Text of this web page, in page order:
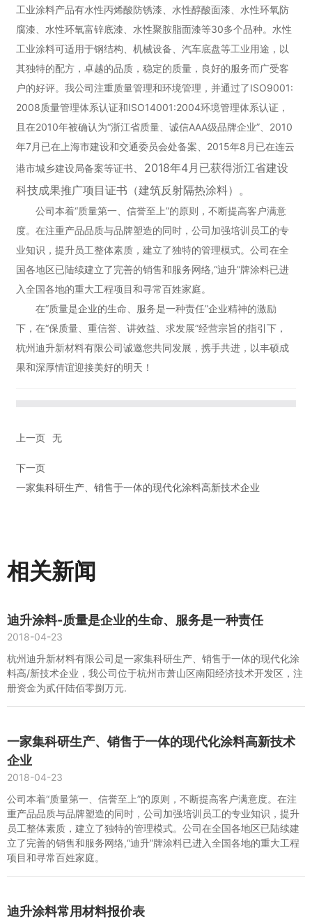
工业涂料产品有水性丙烯酸防锈漆、水性醇酸面漆、水性环氧防
腐漆、水性环氧富锌底漆、水性聚胺脂面漆等30多个品种。水性
工业涂料可适用于钢结构、机械设备、汽车底盘等工业用途，以
其独特的配方，卓越的品质，稳定的质量，良好的服务而广受客
户的好评。我公司注重质量管理和环境管理，并通过了ISO9001:
2008质量管理体系认证和ISO14001:2004环境管理体系认证，
且在2010年被确认为“浙江省质量、诚信AAA级品牌企业”、2010
年7月已在上海市建设和交通委员会处备案、2015年8月已在连云
港市城乡建设局备案等证书、 2018年4月已获得浙江省建设
科技成果推广项目证书（建筑反射隔热涂料） 。
公司本着“质量第一、信誉至上”的原则，不断提高客户满意
度。在注重产品品质与品牌塑造的同时，公司加强培训员工的专
业知识，提升员工整体素质，建立了独特的管理模式。公司在全
国各地区已陆续建立了完善的销售和服务网络,“迪升”牌涂料已进
入全国各地的重大工程项目和寻常百姓家庭。
在“质量是企业的生命、服务是一种责任”企业精神的激励
下，在“保质量、重信誉、讲效益、求发展”经营宗旨的指引下，
杭州迪升新材料有限公司诚邀您共同发展，携手共进，以丰硕成
果和深厚情谊迎接美好的明天！
上一页 无
下一页
一家集科研生产、销售于一体的现代化涂料高新技术企业
相关新闻
迪升涂料-质量是企业的生命、服务是一种责任
2018-04-23
杭州迪升新材料有限公司是一家集科研生产、销售于一体的现代化涂
料高/新技术企业，我公司位于杭州市萧山区南阳经济技术开发区，注
册资金为贰仟陆佰零捌万元.
一家集科研生产、销售于一体的现代化涂料高新技术
企业
2018-04-23
公司本着“质量第一、信誉至上”的原则，不断提高客户满意度。在注
重产品品质与品牌塑造的同时，公司加强培训员工的专业知识，提升
员工整体素质，建立了独特的管理模式。公司在全国各地区已陆续建
立了完善的销售和服务网络,“迪升”牌涂料已进入全国各地的重大工程
项目和寻常百姓家庭。
迪升涂料常用材料报价表